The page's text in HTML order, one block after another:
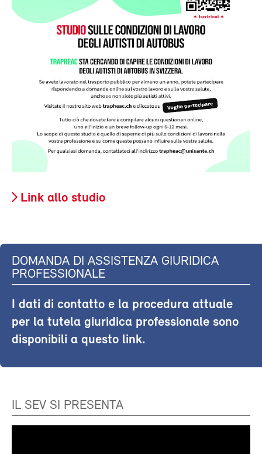
Link allo studio
DOMANDA DI ASSISTENZA GIURIDICA
PROFESSIONALE
I dati di contatto e la procedura attuale
per la tutela giuridica professionale sono
disponibili a questo link.
IL SEV SI PRESENTA